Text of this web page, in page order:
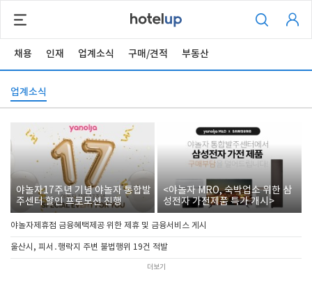
채용 인재 업계소식 구매/견적 부동산
업계소식
야놀자17주년 기념 야놀자 통합발
주센터 할인 프로모션 진행
<야놀자 MRO, 숙박업소 위한 삼
성전자 가전제품 특가 개시>
야놀자제휴점 금융혜택제공 위한 제휴 및 금융서비스 게시
울산시, 피서․행락지 주변 불법행위 19건 적발
더보기